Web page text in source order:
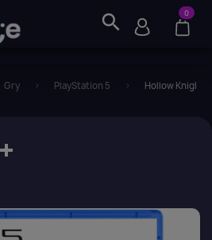
search 0
Gry PlayStation 5 Hollow Knight -